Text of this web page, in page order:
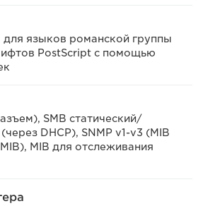
для языков романской группы
PostScript с помощью
SMB статический/
DHCP), SNMP v1-v3 (MIB
MIB для отслеживания